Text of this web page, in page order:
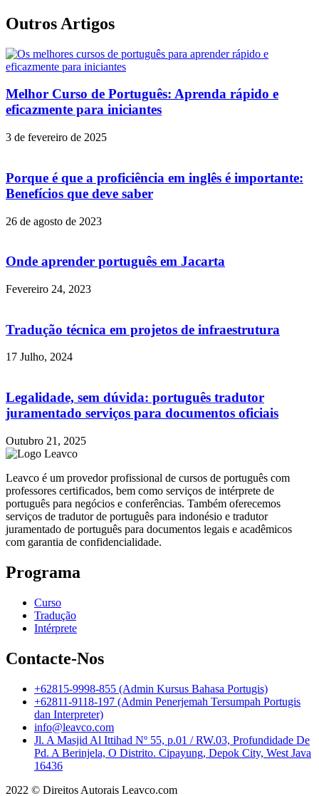
Outros Artigos
Melhor Curso de Português: Aprenda rápido e
eficazmente para iniciantes
3 de fevereiro de 2025
Porque é que a proficiência em inglês é importante:
Benefícios que deve saber
26 de agosto de 2023
Onde aprender português em Jacarta
Fevereiro 24, 2023
Tradução técnica em projetos de infraestrutura
17 Julho, 2024
Legalidade, sem dúvida: português tradutor
juramentado serviços para documentos oficiais
Outubro 21, 2025
Leavco é um provedor profissional de cursos de português com
professores certificados, bem como serviços de intérprete de
português para negócios e conferências. Também oferecemos
serviços de tradutor de português para indonésio e tradutor
juramentado de português para documentos legais e acadêmicos
com garantia de confidencialidade.
Programa
Curso
Tradução
Intérprete
Contacte-Nos
+62815-9998-855 (Admin Kursus Bahasa Portugis)
+62811-9118-197 (Admin Penerjemah Tersumpah Portugis
dan Interpreter)
info@leavco.com
Jl. A Masjid Al Ittihad Nº 55, p.01 / RW.03, Profundidade De
Pd. A Berinjela, O Distrito. Cipayung, Depok City, West Java
16436
2022 © Direitos Autorais Leavco.com